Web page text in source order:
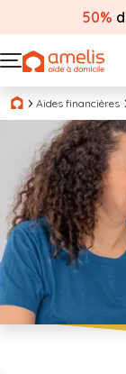
50%
Aides financières